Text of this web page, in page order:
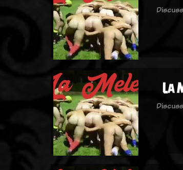
La